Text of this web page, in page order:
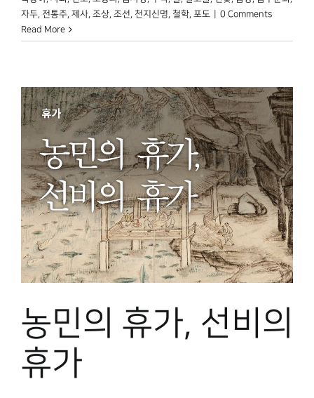
자두 전통주 제사 조상 조선 천지신명 철학 포도
0 Comments
Read More
농민의 휴가, 선비의
휴가